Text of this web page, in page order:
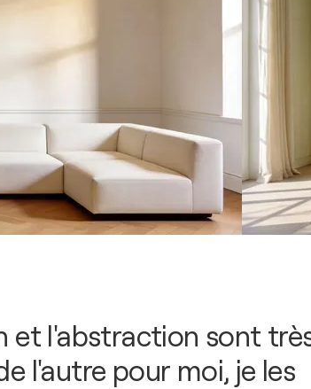
et l'abstraction sont
l'autre pour moi, je les